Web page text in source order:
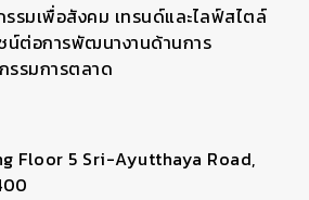
รมเพื่อสังคม เทรนด์และไลฟ์สไตล์
น์ต่อการพัฒนางานด้านการ
รรมการตลาด
Floor 5 Sri-Ayutthaya Road,